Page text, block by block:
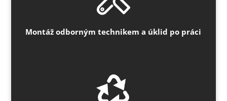
Montáž odborným technikem a úklid po práci